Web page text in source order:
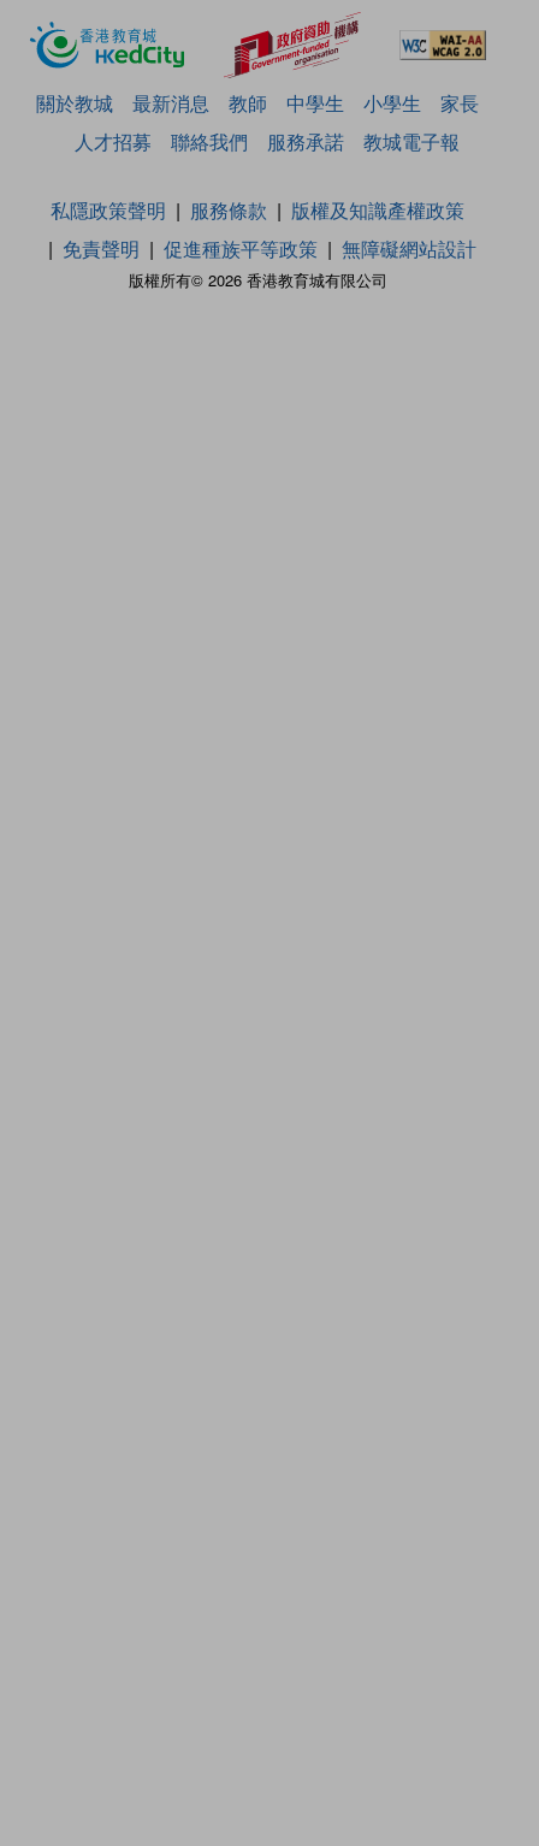
關於教城 最新消息 教師 中學生 小學生
家長
人才招募
聯絡我們 服務承諾 教城電子報
版權所有© 2026 香港教育城有限公司
私隱政策聲明 服務條款
版權及知識產權政策
免責聲明
促進種族平等政策 無障礙網站設計